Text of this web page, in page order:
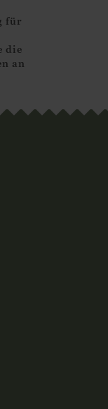
für
die
an